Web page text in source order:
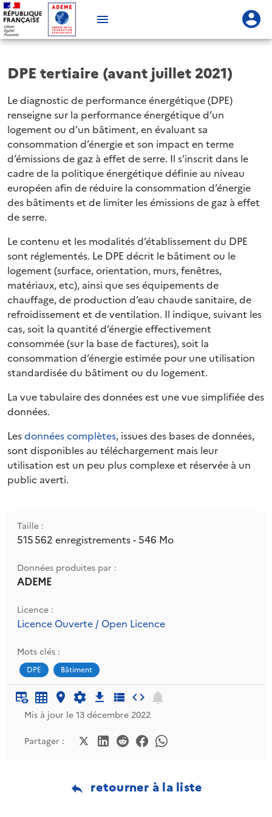
DPE tertiaire (avant juillet 2021)
Le diagnostic de performance énergétique (DPE)
renseigne sur la performance énergétique d’un
logement ou d’un bâtiment, en évaluant sa
consommation d’énergie et son impact en terme
d’émissions de gaz à effet de serre. Il s’inscrit dans le
cadre de la politique énergétique définie au niveau
européen afin de réduire la consommation d’énergie
des bâtiments et de limiter les émissions de gaz à effet
de serre.
Le contenu et les modalités d’établissement du DPE
sont réglementés. Le DPE décrit le bâtiment ou le
logement (surface, orientation, murs, fenêtres,
matériaux, etc), ainsi que ses équipements de
chauffage, de production d’eau chaude sanitaire, de
refroidissement et de ventilation. Il indique, suivant les
cas, soit la quantité d’énergie effectivement
consommée (sur la base de factures), soit la
consommation d’énergie estimée pour une utilisation
standardisée du bâtiment ou du logement.
La vue tabulaire des données est une vue simplifiée des
données.
Lesdonnées complètes, issues des bases de données,
sont disponibles au téléchargement mais leur
utilisation est un peu plus complexe et réservée à un
public averti.
Taille :
515 562 enregistrements - 546 Mo
Données produites par :
ADEME
Licence :
Licence Ouverte / Open Licence
Mots clés :
DPE Bâtiment
Mis à jour le 13 décembre 2022
Partager :
retourner à la liste